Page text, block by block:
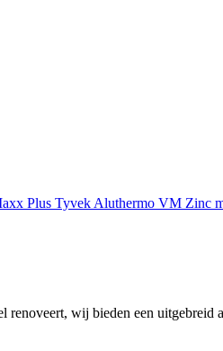
Plus Tyvek Aluthermo VM Zinc
wij bieden een uitgebreid